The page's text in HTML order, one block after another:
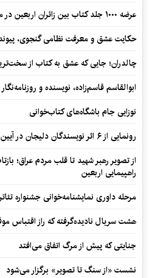
عرضه ۱۰۰۰ جلد کتاب بین زائران اربعین در مرزهای کرمانشاه
حکایت عشق و معرفت نظامی گنجوی،
چالدران؛ جایی که عشق به کتاب از
ابوالقاسم قاسم‌زاده، نویسنده و
نوزایی جام باشگاه‌های کتاب‌خوانی
رونمایی از ۶ اثر نویسندگان دلیجان در آیین «سر این قلم سلامت»
از تصویر رهبر شهید تا قلب مردم عراق؛
راهپیمایی اربعین
مرحله داوری نمایشنامه‌خوانی جشنواره
هشت سریال نادیده‌گرفته که راز اقتباس
جنایتی که پیش از مرگ اتفاق می‌افتد
نشست «از سنگ تا تصویر» برگزار می‌شود